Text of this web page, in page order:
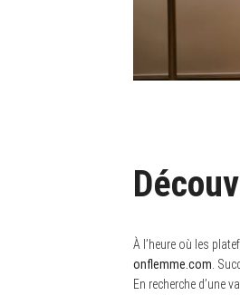
À l’heure où les
onflemme.com .
En recherche d’une